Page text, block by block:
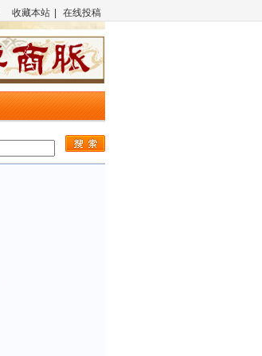
收藏本站 在线投稿